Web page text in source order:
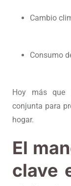
Cambio
Consumo
Hoy más que
conjunta para
hogar.
El
clave